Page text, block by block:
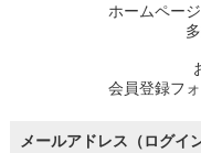
住宅ローン控除シミュレータ
ホームペー
会員登録フ
メールアドレス（ログイ